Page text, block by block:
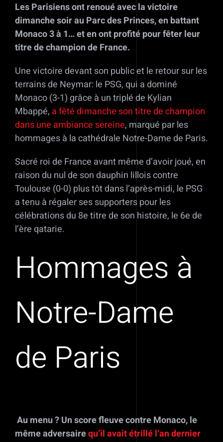
Les Parisiens ont renoué avec la victoire
dimanche soir au Parc des Princes, en battant
Monaco 3 à 1… et en ont profité pour fêter leur
titre de champion de France.
Une victoire devant son public et le retour sur les
terrains de Neymar: le PSG, qui a dominé
Monaco (3-1) grâce à un triplé de Kylian
Mbappé, a fêté dimanche son titre de champion
dans une ambiance sereine, marqué par les
hommages à la cathédrale Notre-Dame de Paris.
Sacré roi de France avant même d’avoir joué, en
raison du nul de son dauphin lillois contre
Toulouse (0-0) plus tôt dans l’après-midi, le PSG
a tenu à régaler ses supporters pour les
célébrations du 8e titre de son histoire, le 6e de
l’ère qatarie.
Hommages à
Notre-Dame
de Paris
Au menu ? Un score fleuve contre Monaco, le
même adversairequ’il avait étrillé l’an dernier